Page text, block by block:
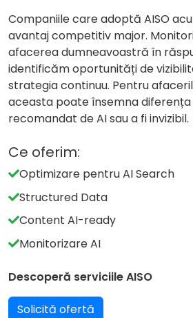
Companiile care adoptă AISO
avantaj competitiv major.
afacerea dumneavoastră în
identificăm oportunități de
strategia continuu. Pentru
aceasta poate însemna
recomandat de AI sau a fi invizibil.
Ce oferim:
Optimizare pentru AI Search
Structured Data
Content AI-ready
Monitorizare AI
Descoperă serviciile AISO
Solicită ofertă